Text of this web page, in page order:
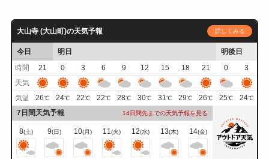
大山寺 (大山町)の天気予報 詳しくみる
今日 明日
明後日
時間
21 0 3 6 9 12 15 18 21 0
3
天気
気温 26℃ 24℃ 22℃ 22℃ 28℃ 30℃ 31℃ 29℃ 26℃ 25℃ 24℃
7日間天気予報 14日間先までの天気予報を見る
8(土) 9(日) 10(月) 11 (火) 12(水) 13(木) 14(金)